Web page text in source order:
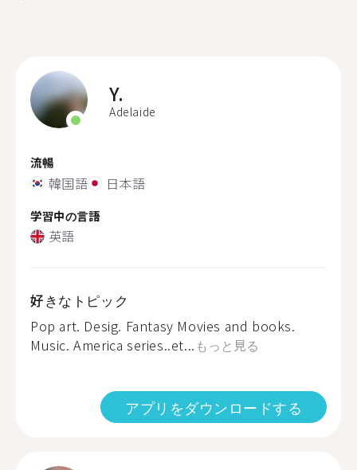
Y.
Adelaide
流暢
韓国語 日本語
学習中の言語
英語
好きなトピック
Pop art. Desig. Fantasy Movies and books.
Music. America series..et... もっと見る
アプリをダウンロードする